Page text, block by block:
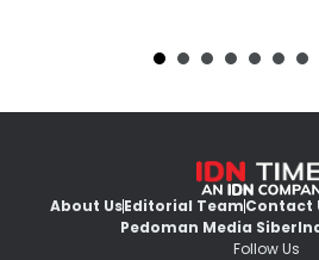
About UsEditorial TeamContact
Pedoman Media Siber
Follow Us